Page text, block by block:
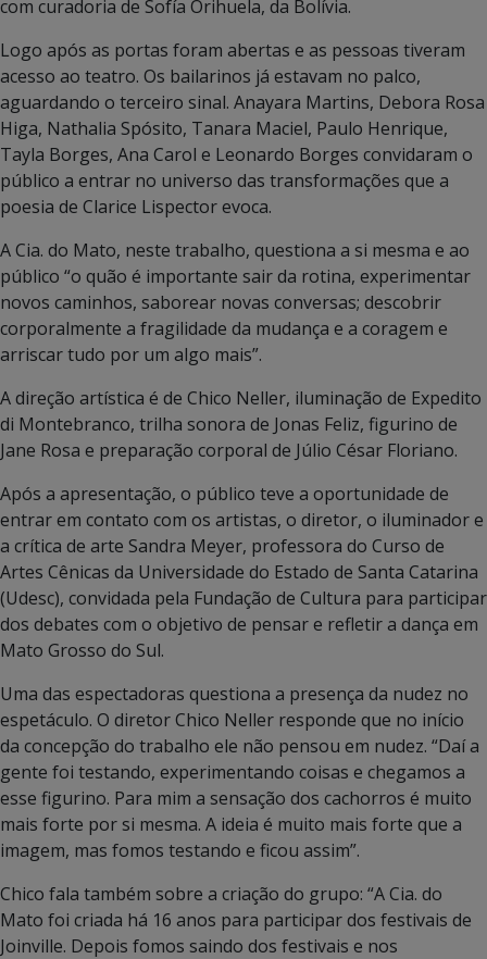
com curadoria de Sofía Orihuela, da Bolívia.
Logo após as portas foram abertas e as pessoas tiveram
acesso ao teatro. Os bailarinos já estavam no palco,
aguardando o terceiro sinal. Anayara Martins, Debora Rosa
Higa, Nathalia Spósito, Tanara Maciel, Paulo Henrique,
Tayla Borges, Ana Carol e Leonardo Borges convidaram o
público a entrar no universo das transformações que a
poesia de Clarice Lispector evoca.
A Cia. do Mato, neste trabalho, questiona a si mesma e ao
público “o quão é importante sair da rotina, experimentar
novos caminhos, saborear novas conversas; descobrir
corporalmente a fragilidade da mudança e a coragem e
arriscar tudo por um algo mais”.
A direção artística é de Chico Neller, iluminação de Expedito
di Montebranco, trilha sonora de Jonas Feliz, figurino de
Jane Rosa e preparação corporal de Júlio César Floriano.
Após a apresentação, o público teve a oportunidade de
entrar em contato com os artistas, o diretor, o iluminador e
a crítica de arte Sandra Meyer, professora do Curso de
Artes Cênicas da Universidade do Estado de Santa Catarina
(Udesc), convidada pela Fundação de Cultura para participar
dos debates com o objetivo de pensar e refletir a dança em
Mato Grosso do Sul.
Uma das espectadoras questiona a presença da nudez no
espetáculo. O diretor Chico Neller responde que no início
da concepção do trabalho ele não pensou em nudez. “Daí a
gente foi testando, experimentando coisas e chegamos a
esse figurino. Para mim a sensação dos cachorros é muito
mais forte por si mesma. A ideia é muito mais forte que a
imagem, mas fomos testando e ficou assim”.
Chico fala também sobre a criação do grupo: “A Cia. do
Mato foi criada há 16 anos para participar dos festivais de
Joinville. Depois fomos saindo dos festivais e nos